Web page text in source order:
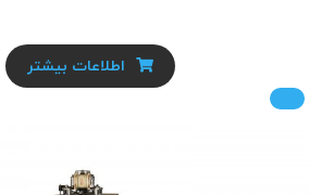
اطلاعات بیشتر